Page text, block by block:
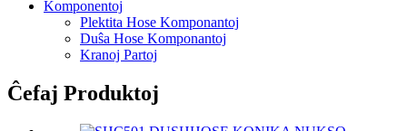
Komponentoj
Plektita Hose Komponantoj
Duŝa Hose Komponantoj
Kranoj Partoj
Ĉefaj Produktoj